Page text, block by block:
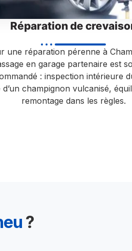
Réparation de
une réparation pérenne à
en garage partenaire est
: inspection intérieure
d’un champignon vulcanisé,
remontage dans les règles.
?